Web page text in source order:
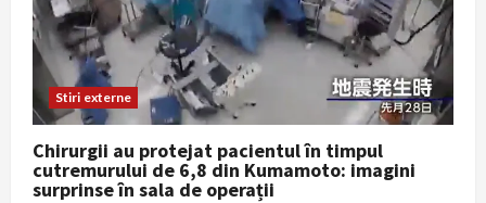
Stiri externe
Chirurgii au protejat pacientul în timpul
cutremurului de 6,8 din Kumamoto: imagini
surprinse în sala de operații